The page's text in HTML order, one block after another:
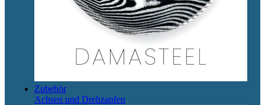
Zubehör
Achsen und Drehzapfen